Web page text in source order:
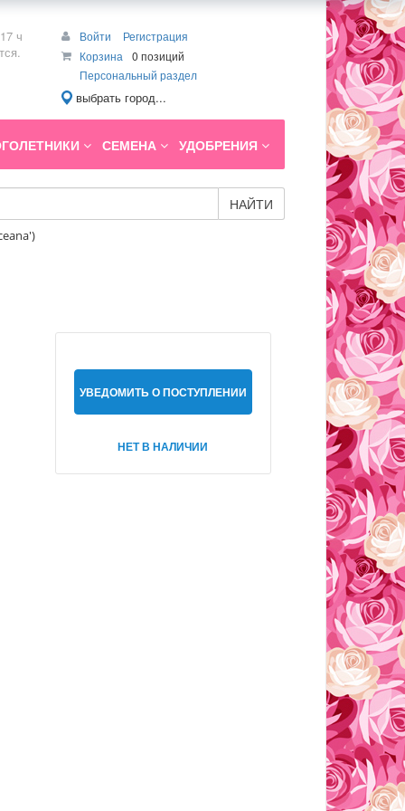
ч
Войти
Регистрация
Корзина
0 позиций
Персональный раздел
выбрать город...
СЕМЕНА УДОБРЕНИЯ
НАЙТИ
УВЕДОМИТЬ О ПОСТУПЛЕНИИ
НЕТ В НАЛИЧИИ